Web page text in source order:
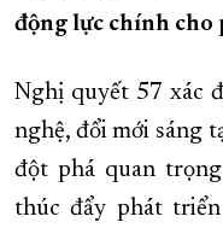
động lực chính
Nghị quyết 57 xác
nghệ, đổi mới sáng
đột phá quan
thúc đẩy phát